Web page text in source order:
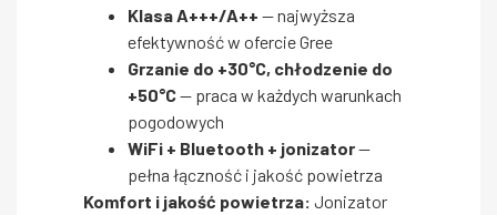
Klasa A+++/A++ — najwyższa
efektywność w ofercie Gree
Grzanie do +30°C, chłodzenie do
+50°C— praca w każdych warunkach
pogodowych
WiFi + Bluetooth + jonizator—
pełna łączność i jakość powietrza
Komfort i jakość powietrza: Jonizator